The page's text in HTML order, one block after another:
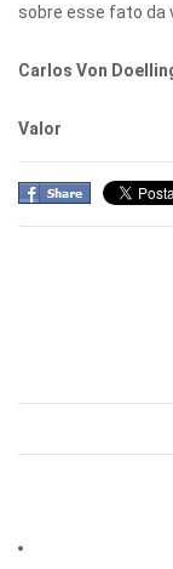
sobre esse fato da
Carlos Von
Valor